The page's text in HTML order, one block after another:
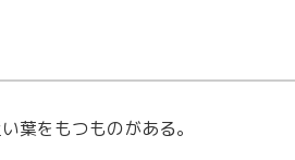
葉をもつものがある。